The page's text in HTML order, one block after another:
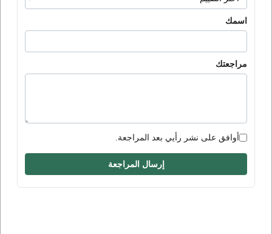
اسمك
مراجعتك
أوافق على نشر رأيي بعد المراجعة.
إرسال المراجعة